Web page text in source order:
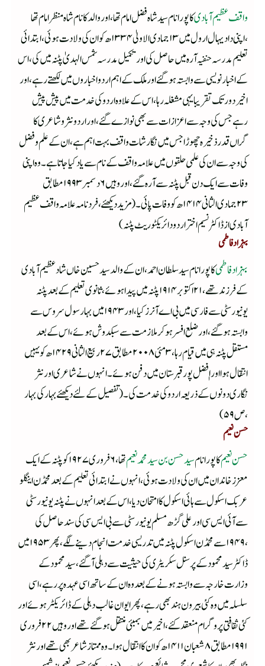
واقف عظیم آباد یکا پورا نام سید شاہ فضل امام تھا ،اور والد کا نام شاہ منظر امام تھا
،اپنی دادیہال ارول میں ۱۳جمادی الاولیٰ ۱۳۳۴ھ کو ان کی ولادت ہوئی ،ابتدائی
تعلیم مدرسہ حنفیہ آرہ میں حاصل کی اور تکمیل مدرسہ شمس الہدیٰ پٹنہ میں کی ،اس
کے اخبار نویسی سے وابستہ ہوگئے اور ملک کے اہم اردو اخباروں میں لکھتے رہے ،اور
اخیر دور تک تقریبا یہی مشغلہ رہا ،اس کے علاوہ اردو کی خدمت میں پیش پیش
رہے جس کی وجہ سے اعزازات سے بھی نوازے گئے ،اور اردو نثر وشاعری کا
گراں قدرذخیرہ چھوڑا جس میں نگارشات واقف بہت اہم ہے، ان کے علم وفضل
کی وجہ سے ان کی علمی حلقوں میں علامہ واقف کے نام سے یاد کیا جاتا ہے ۔وہ اپنی
وفات سے ایک دن قبل پٹنہ سے آرہ گئے،اور وہیں ۶دسمبر ۱۹۹۳مطابق
۲۳جمادی الثانی ۱۴۱۴ھ کو وفات پائی ۔(مزید دیکھئے ،فرد نامہ علامہ واقف عظیم
آبادی از ڈاکٹر نسیم اختر اردو دائریکٹوریٹ پٹنہ)
بہزاد فاطمی
بہزاد فاطمیکا پورا نام سید سلطان احمد ،ان کے والد سید حسین خاں شاد عظیم آبادی
کے فرزندتھے ،۲۱ اکتوبر ۱۹۱۴پٹنہ میں پیداہوئے ،ثانوی تعلیم کے بعد پٹنہ
یونیورسٹی سے فارسی میں بی اے آنرز کیا ،اور ۱۹۴۳ میں بہارسول سروس سے
وابستہ ہوگئے ،اور ضلع افسر ہوکر ملازمت سے سبکدوش ہوئے ،اس کے بعد
مستقل پٹنہ ہی میں قیام رہا ،۳مئی ۲۰۰۸ مطابق ۲۷ربیع الثانی ۱۴۲۹ھ کو یہیں
انتقال ہوا اور اٖفضل پور قبرستان میں دفن ہوئے ۔انہوں نے شاعری اور نثر
نگاری دونوں کے ذریعہ اردو کی خدمت کی ۔(تفصیل کے لئے دیکھئے بہار کی بہار
،ص ۵۹)
حسن نعیم
حسن نعیمکا پورا نامسید حسن بن سید محمد نعیم
تھا ،۶ فروری ۱۹۲۷ کوپٹنہ کے ایک
معزز خاندان میں ان کی ولادت ہوئی ،انہوں نے ابتدائی تعلیم کے بعد محمڈن اینگلو
عربک اسکول سے ہائی اسکول کا امتحان دیا ،اس کے بعد انہوں نے پٹنہ یونیورسٹی
سے آئی ایس سی اور علی گڑھ مسلم یونیورسٹی سے بی ایس سی کی سند حاصل کی
،۱۹۴۹ سے محمڈن اسکول پٹنہ میں تدریسی خدمت انجام دینے لگے ،پھر ۱۹۵۳ میں
ڈاکٹر سید محمود کے پرسنل سکریٹری کی حیثیت سے دہلی آگئے ،سید محمود کے
وزارت خارجہ سے وابستہ ہونے کے بعد وہ ان کے ساتھ اسی عہدہ پر رہے ،اسی
سلسلہ میں وہ کئی بیرون ہند بھی رہے ،پھر ایوان غالب دہلی کے ڈائریکٹر ہوئے اور
کئی ثقافتی پروگرام منعقد کئے ،اخیر میں بمبئی منتقل ہوگئے تھے اور وہیں ۲۲فروری
۱۹۹۱ مطابق ۸شعبان ۱۴۱۱ھ کو ان کا انتقال ہوا ۔ وہ ممتاز شاعر بھی تھے اور نثر